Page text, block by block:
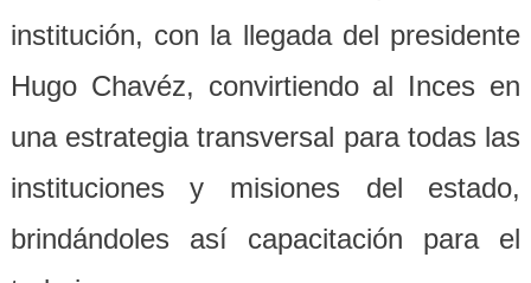
institución, con la llegada del presidente
Hugo Chavéz, convirtiendo al Inces en
una estrategia transversal para todas las
instituciones y misiones del estado,
brindándoles así capacitación para el